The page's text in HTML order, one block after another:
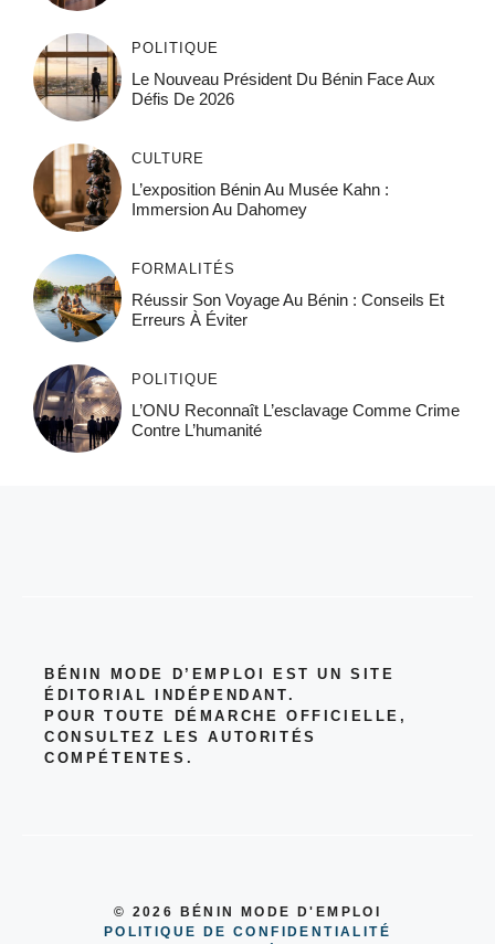
POLITIQUE
Le Nouveau Président Du Bénin Face Aux
Défis De 2026
CULTURE
L’exposition Bénin Au Musée Kahn :
Immersion Au Dahomey
FORMALITÉS
Réussir Son Voyage Au Bénin : Conseils Et
Erreurs À Éviter
POLITIQUE
L’ONU Reconnaît L’esclavage Comme Crime
Contre L’humanité
BÉNIN MODE D’EMPLOI EST UN SITE
ÉDITORIAL INDÉPENDANT.
POUR TOUTE DÉMARCHE OFFICIELLE,
CONSULTEZ LES AUTORITÉS
COMPÉTENTES.
© 2026 BÉNIN MODE D'EMPLOI
POLITIQUE DE CONFIDENTIALITÉ